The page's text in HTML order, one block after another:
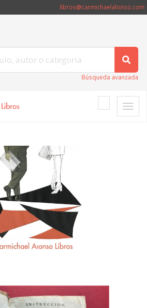
libros@carmichaelalonso.com
Búsqueda avanzada
Toggle